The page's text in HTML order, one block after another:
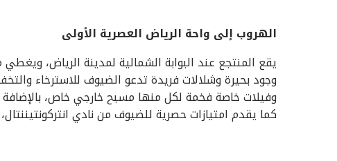
الهروب إلى واحة الرياض العصرية الأولى
وفيلات خاصة فخمة لكل منها مسبح خارجي خاص،
كما يقدم امتيازات حصرية للضيوف من نادي